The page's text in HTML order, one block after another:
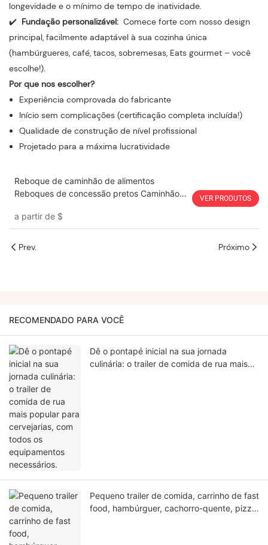
longevidade e o mínimo de tempo de inatividade.
✔️ Fundação personalizável: Comece forte com nosso design
principal, facilmente adaptável à sua cozinha única
(hambúrgueres, café, tacos, sobremesas, Eats gourmet – você
escolhe!).
Por que nos escolher?
Experiência comprovada do fabricante
Início sem complicações (certificação completa incluída!)
Qualidade de construção de nível profissional
Projetado para a máxima lucratividade
Reboque de caminhão de alimentos
Reboques de concessão pretos Caminhão
Reboque de caminhão de alimentos
a partir de $
VER PRODUTOS
Prev. Próximo
RECOMENDADO PARA VOCÊ
Dê o pontapé inicial na sua jornada
culinária: o trailer de comida de rua mais
Pequeno trailer de comida, carrinho de fast
food, hambúrguer, cachorro-quente, pizza,